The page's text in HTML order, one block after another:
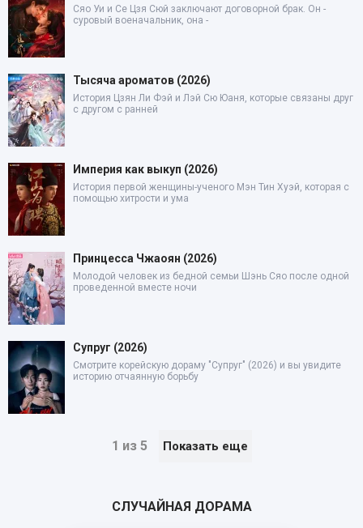
Сяо Уи и Се Цзя Сюй заключают договорной брак. Он -
суровый военачальник, она -
Тысяча ароматов (2026)
История Цзян Ли Фэй и Лэй Сю Юаня, которые связаны друг
с другом с ранней
Империя как выкуп (2026)
История первой женщины-ученого Мэн Тин Хуэй, которая с
помощью хитрости и ума
Принцесса Чжаоян (2026)
Молодой человек из бедной семьи Шэнь Сяо после одной
проведенной вместе ночи
Супруг (2026)
Смотрите корейскую дораму "Супруг" (2026) и вы увидите
историю отчаянную борьбу
1 из 5 Показать еще
СЛУЧАЙНАЯ ДОРАМА